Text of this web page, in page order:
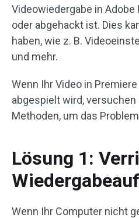
Videowiedergabe in
oder abgehackt ist. Dies
haben, wie z. B.
und mehr.
Wenn Ihr Video in
abgespielt wird,
Methoden, um das
Lösung 1:
Wenn Ihr Computer nicht